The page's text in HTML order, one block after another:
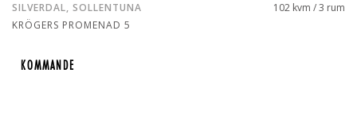
SILVERDAL, SOLLENTUNA
KRÖGERS PROMENAD 5
102 kvm / 3 rum
KOMMANDE
KOMMANDE